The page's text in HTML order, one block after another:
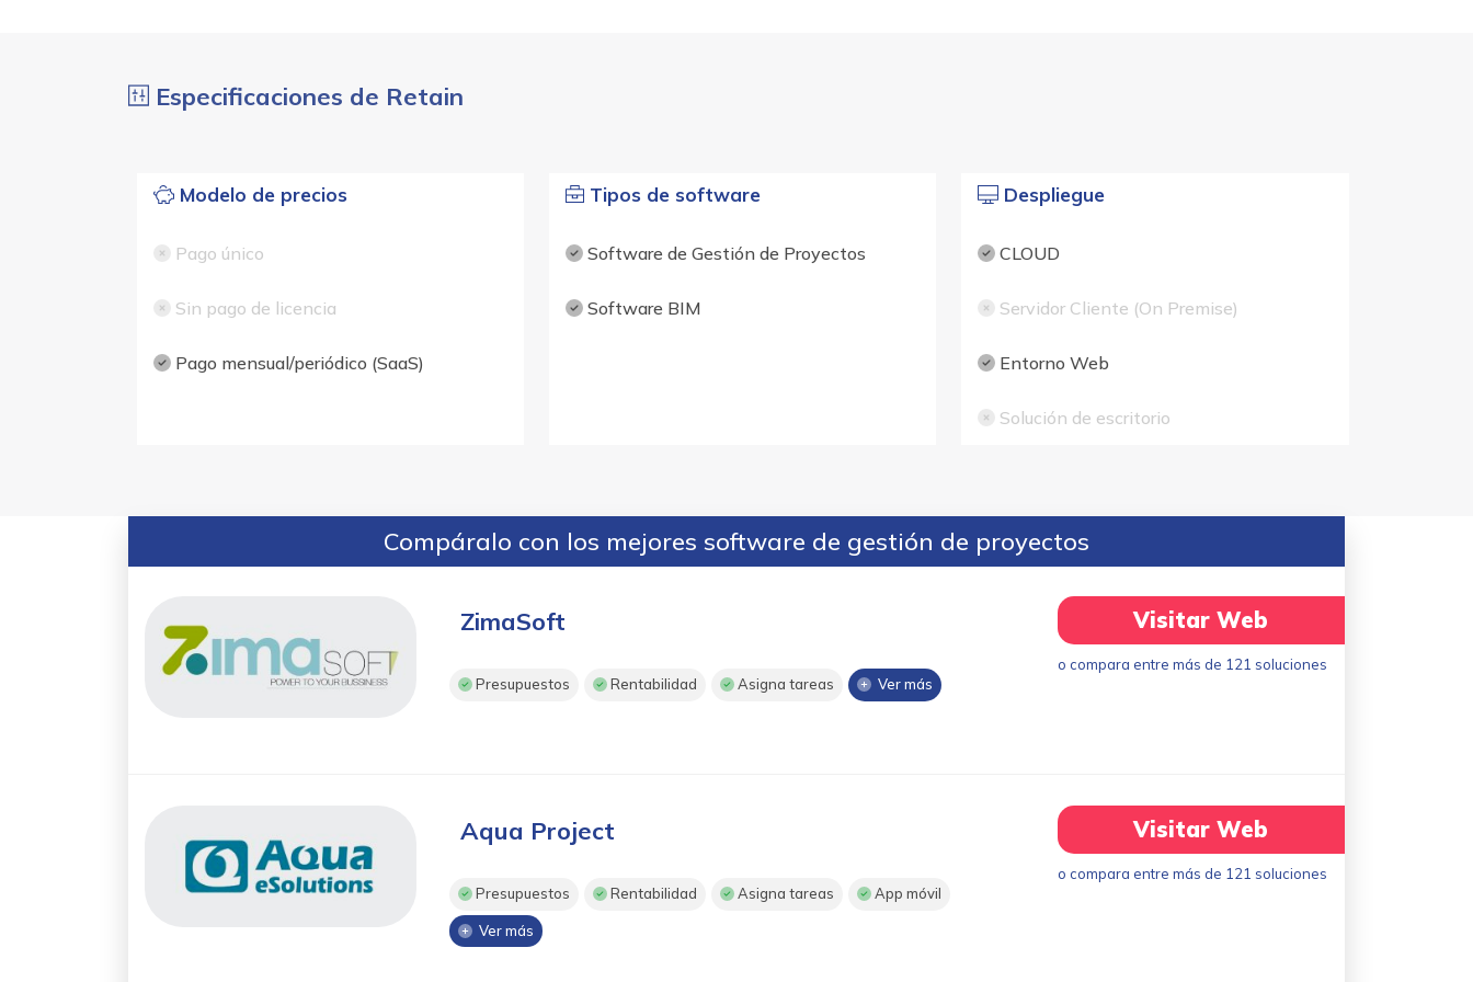
Especificaciones de Retain
Modelo de precios
Pago único
Sin pago de licencia
Pago mensual/periódico (SaaS)
Tipos de software
Software de Gestión de Proyectos
Software BIM
Despliegue
CLOUD
Servidor Cliente (On Premise)
Entorno Web
Solución de escritorio
Compáralo con los mejores software de gestión de proyectos
ZimaSoft
Presupuestos Rentabilidad Asigna tareas Ver más
Visitar Web
o compara entre más de 121 soluciones
Aqua Project
Presupuestos Rentabilidad Asigna tareas App móvil
Ver más
Visitar Web
o compara entre más de 121 soluciones